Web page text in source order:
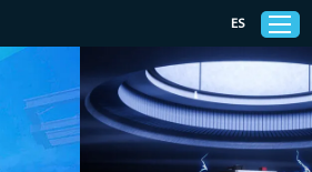
Privacy Policy
ES